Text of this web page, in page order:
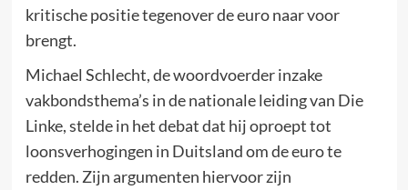
kritische positie tegenover de euro naar voor
brengt.
Michael Schlecht, de woordvoerder inzake
vakbondsthema’s in de nationale leiding van Die
Linke, stelde in het debat dat hij oproept tot
loonsverhogingen in Duitsland om de euro te
redden. Zijn argumenten hiervoor zijn